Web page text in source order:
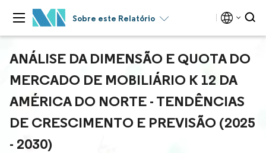
Sobre este Relatório
ANÁLISE DA DIMENSÃO E QUOTA DO
MERCADO DE MOBILIÁRIO K 12 DA
AMÉRICA DO NORTE - TENDÊNCIAS
DE CRESCIMENTO E PREVISÃO (2025
- 2030)